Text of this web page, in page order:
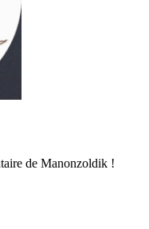
de Manonzoldik !